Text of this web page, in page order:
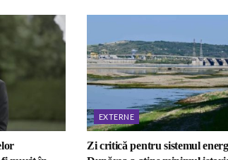
EXTERNE
Zi critică pentru sistemul